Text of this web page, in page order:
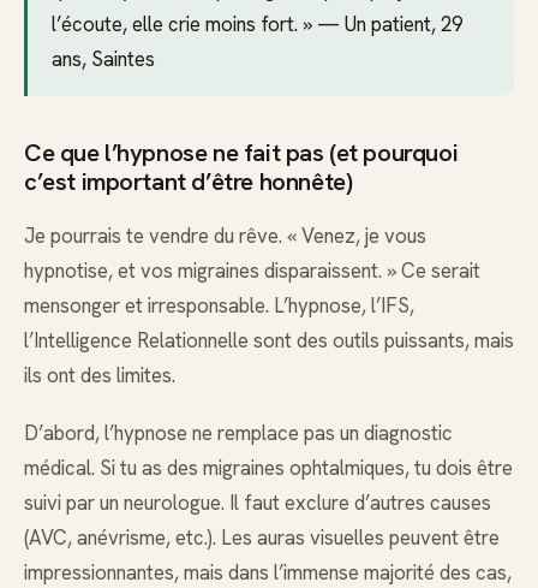
l’écoute, elle crie moins fort. » — Un patient, 29
ans, Saintes
Ce que l’hypnose ne fait pas (et pourquoi
c’est important d’être honnête)
Je pourrais te vendre du rêve. « Venez, je vous
hypnotise, et vos migraines disparaissent. » Ce serait
mensonger et irresponsable. L’hypnose, l’IFS,
l’Intelligence Relationnelle sont des outils puissants, mais
ils ont des limites.
D’abord, l’hypnose ne remplace pas un diagnostic
médical. Si tu as des migraines ophtalmiques, tu dois être
suivi par un neurologue. Il faut exclure d’autres causes
(AVC, anévrisme, etc.). Les auras visuelles peuvent être
impressionnantes, mais dans l’immense majorité des cas,